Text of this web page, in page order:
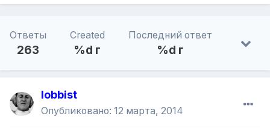
Ответы
263
Created
%d г
Последний ответ
%d г
lobbist
Опубликовано: 12 марта, 2014